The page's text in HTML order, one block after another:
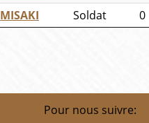
MISAKI Soldat 0
Pour nous suivre: